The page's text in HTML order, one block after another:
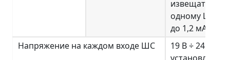
извещателей
одному ШС
до 1,2 мА
Напряжение на каждом входе ШС
19 В ÷ 24 В при